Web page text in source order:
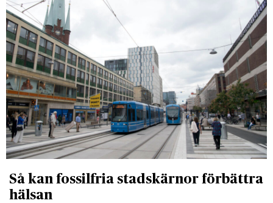
Så kan fossilfria stadskärnor förbättra
hälsan